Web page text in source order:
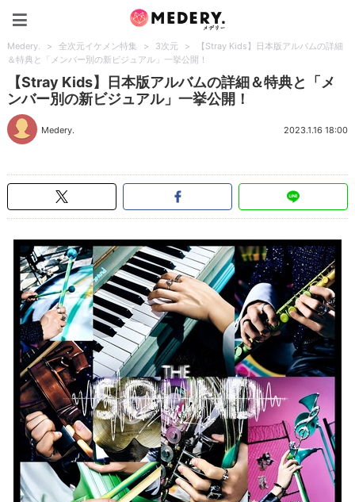
Medery. > 全次元イケメン特集 > 3次元 >
【Stray Kids】日本版アルバムの詳細
＆特典と「メンバー別の新ビジュアル」一挙公開！
【Stray Kids】日本版アルバムの詳細＆特典と「メ
ンバー別の新ビジュアル」一挙公開！
Medery. 2023.1.16 18:00